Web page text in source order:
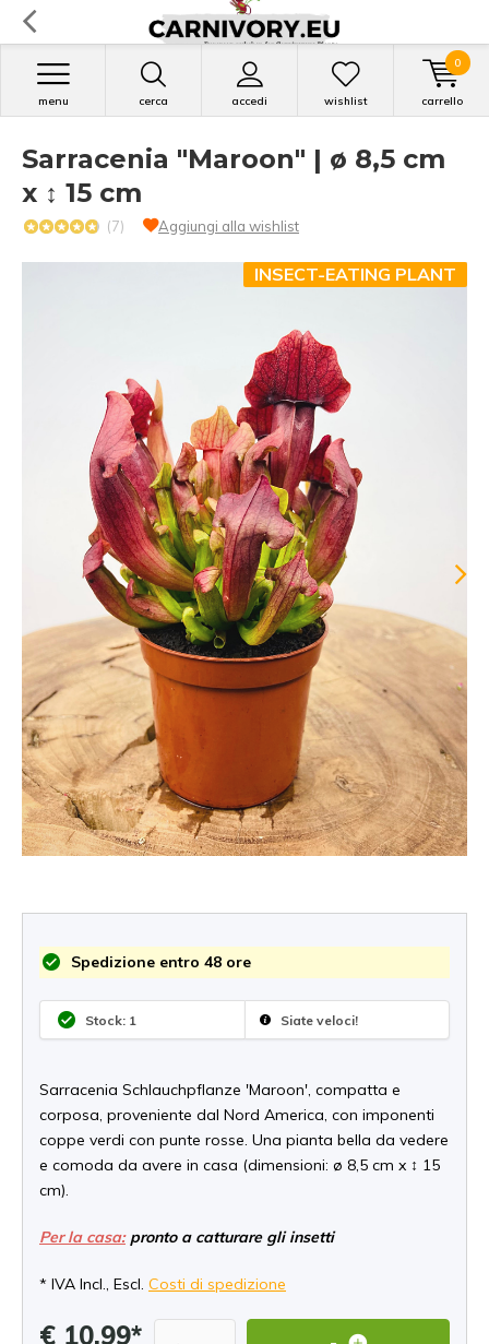
cerca accedi
menu wishlist carrello
0
Sarracenia "Maroon" | ø 8,5 cm
x ↕ 15 cm
(7) Aggiungi alla wishlist
INSECT-EATING PLANT
Spedizione entro 48 ore
Stock: 1 Siate veloci!
Sarracenia Schlauchpflanze 'Maroon', compatta e
corposa, proveniente dal Nord America, con imponenti
coppe verdi con punte rosse. Una pianta bella da vedere
e comoda da avere in casa (dimensioni: ø 8,5 cm x ↕ 15
cm).
Per la casa:pronto a catturare gli insetti
* IVA Incl., Escl. Costi di spedizione
€ 10,99*